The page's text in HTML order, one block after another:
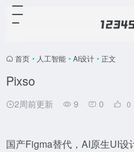
首页 • 人工智能 • AI设计 • 正文
Pixso
2周前更新 9 0 0
国产Figma替代，AI原生UI